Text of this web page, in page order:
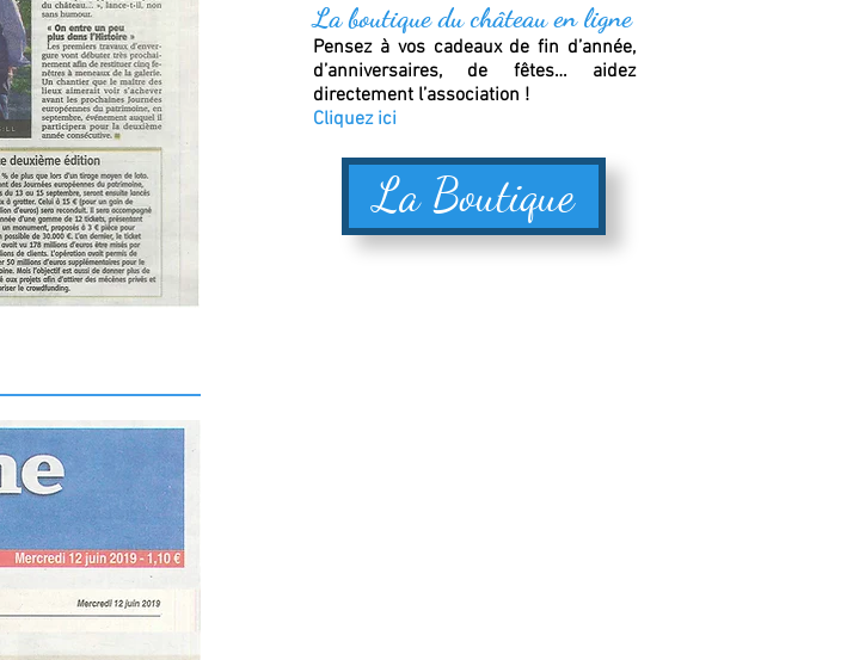
La boutique du château en ligne
Pensez à vos cadeaux de fin d’année,
d’anniversaires, de fêtes… aidez
directement l’association !
Cliquez ici
La Boutique